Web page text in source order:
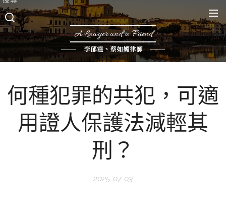
A Lawyer and a Friend
李郁霆、蔡如媚律師
何種犯罪的共犯，可適
用證人保護法減輕其
刑？
2025-07-03